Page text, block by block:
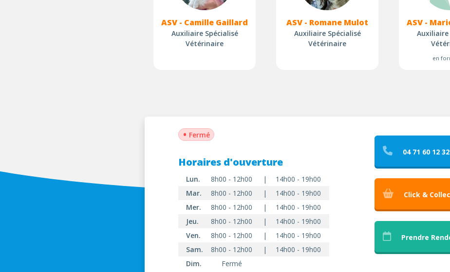
ASV - Camille Gaillard
Auxiliaire Spécialisé
Vétérinaire
ASV - Romane Mulot
Auxiliaire Spécialisé
Vétérinaire
ASV -
Auxiliaire
en
• Fermé
Horaires d'ouverture
Lun. 8h00 - 12h00 |
14h00 - 19h00
Mar.
8h00 - 12h00 |
14h00 - 19h00
Mer.
8h00 - 12h00 |
14h00 - 19h00
Jeu.
8h00 - 12h00 |
14h00 - 19h00
Ven.
8h00 - 12h00 |
14h00 - 19h00
Sam.
8h00 - 12h00 |
14h00 - 19h00
Dim.
Fermé
04 71 60 12 32
Click &
Prendre